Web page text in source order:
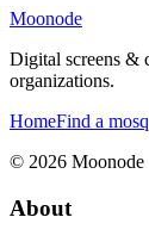
Moonode
Digital screens &
organizations.
HomeFind a
© 2026 Moonode
About